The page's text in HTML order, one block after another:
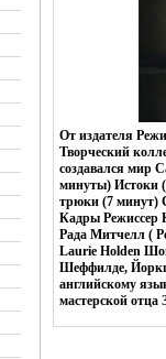
От издателя
Творческий
создавался мир
минуты) Истоки
трюки (7 минут)
Кадры Режиссер
Рада Митчелл (
Laurie Holden
Шеффилде,
английскому
мастерской отца